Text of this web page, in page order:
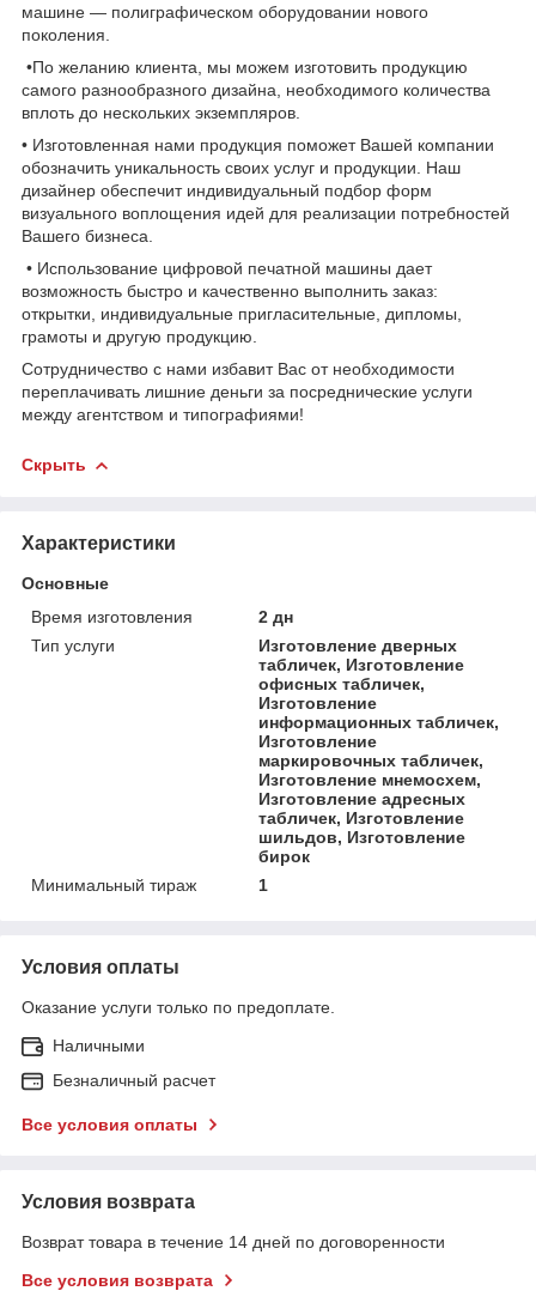
машине ― полиграфическом оборудовании нового
поколения.
•По желанию клиента, мы можем изготовить продукцию
самого разнообразного дизайна, необходимого количества
вплоть до нескольких экземпляров.
• Изготовленная нами продукция поможет Вашей компании
обозначить уникальность своих услуг и продукции. Наш
дизайнер обеспечит индивидуальный подбор форм
визуального воплощения идей для реализации потребностей
Вашего бизнеса.
• Использование цифровой печатной машины дает
возможность быстро и качественно выполнить заказ:
открытки, индивидуальные пригласительные, дипломы,
грамоты и другую продукцию.
Сотрудничество с нами избавит Вас от необходимости
переплачивать лишние деньги за посреднические услуги
между агентством и типографиями!
Скрыть
Характеристики
Основные
Время изготовления
2 дн
Тип услуги
Изготовление дверных
табличек, Изготовление
офисных табличек,
Изготовление
информационных табличек,
Изготовление
маркировочных табличек,
Изготовление мнемосхем,
Изготовление адресных
табличек, Изготовление
шильдов, Изготовление
бирок
Минимальный тираж
1
Условия оплаты
Оказание услуги только по предоплате.
Наличными
Безналичный расчет
Все условия оплаты
Условия возврата
Возврат товара в течение 14 дней по договоренности
Все условия возврата